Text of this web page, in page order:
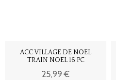
ACC VILLAGE DE NOEL
TRAIN NOEL 16 PC
25,99 €